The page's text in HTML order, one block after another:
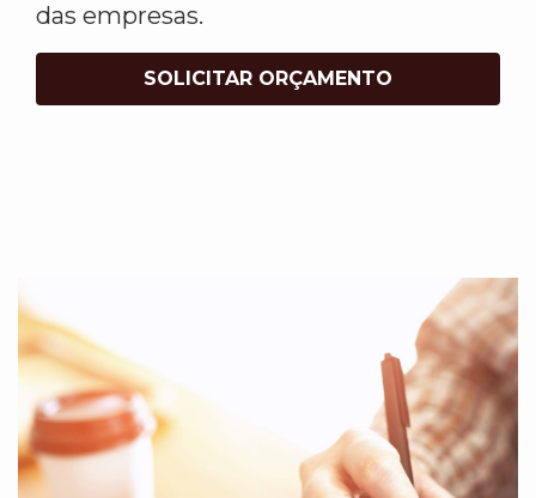
das empresas.
SOLICITAR ORÇAMENTO